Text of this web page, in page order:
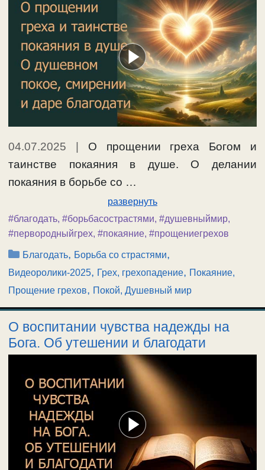
04.07.2025
О прощении греха Богом и
таинстве покаяния в душе. О делании
покаяния в борьбе со …
развернуть
#благодать, #борьбасострастями, #душевныймир,
#первородныйгрех, #покаяние, #прощениегрехов
Рубрики
Благодать, Борьба со страстями,
Видеоролики-2025, Грех, грехопадение, Покаяние,
Прощение грехов, Покой, Душевный мир
О воспитании чувства надежды на
Бога. Об утешении и благодати